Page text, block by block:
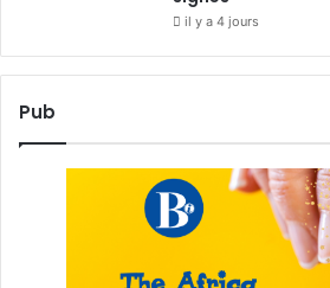
il y a 4 jours
Pub